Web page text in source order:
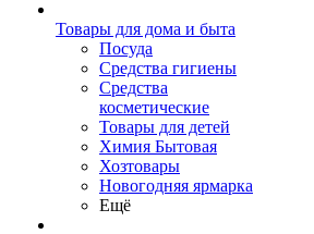
Товары для дома и быта
Посуда
Средства гигиены
Средства
косметические
Товары для детей
Химия Бытовая
Хозтовары
Новогодняя ярмарка
Ещё